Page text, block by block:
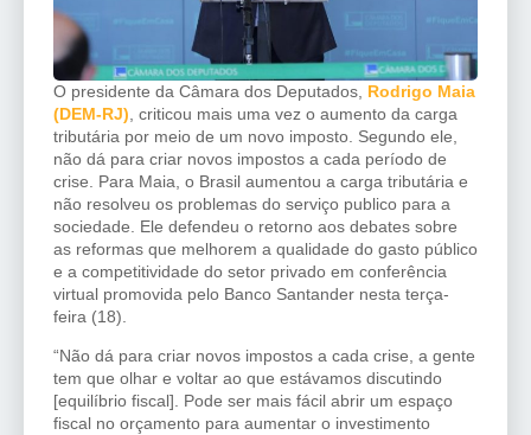
O presidente da Câmara dos Deputados, Rodrigo Maia
(DEM-RJ) , criticou mais uma vez o aumento da carga
tributária por meio de um novo imposto. Segundo ele,
não dá para criar novos impostos a cada período de
crise. Para Maia, o Brasil aumentou a carga tributária e
não resolveu os problemas do serviço publico para a
sociedade. Ele defendeu o retorno aos debates sobre
as reformas que melhorem a qualidade do gasto público
e a competitividade do setor privado em conferência
virtual promovida pelo Banco Santander nesta terça-
feira (18).
“Não dá para criar novos impostos a cada crise, a gente
tem que olhar e voltar ao que estávamos discutindo
[equilíbrio fiscal]. Pode ser mais fácil abrir um espaço
fiscal no orçamento para aumentar o investimento